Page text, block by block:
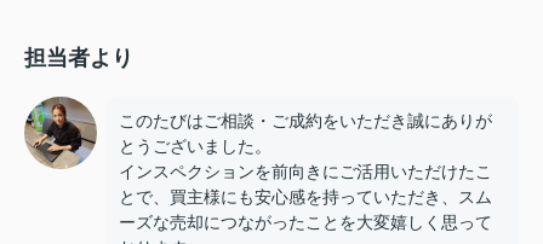
担当者より
このたびはご相談・ご成約をいただき誠にありが
とうございました。
インスペクションを前向きにご活用いただけたこ
とで、買主様にも安心感を持っていただき、スム
ーズな売却につながったことを大変嬉しく思って